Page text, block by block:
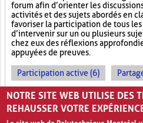
forum afin d’orienter les
activités et des sujets abordés en
favoriser la participation de tous les
d’intervenir sur un ou plusieurs
chez eux des réflexions
appuyées de preuves.
Participation active (6)
Outil électronique (4)
NOTRE SITE WEB UTILISE DES
REHAUSSER VOTRE